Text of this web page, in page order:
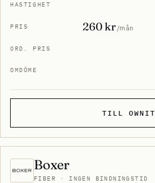
260 kr/mån
TILL OWNIT
Boxer
FIBER · INGEN BINDNINGSTID